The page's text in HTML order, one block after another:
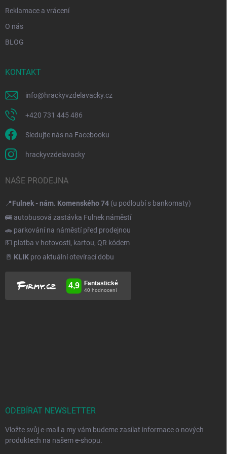
Reklamace a vrácení
O nás
BLOG
KONTAKT
info@hrackyvzdelavacky.cz
+420 731 445 486
Sledujte nás na Facebooku
hrackyvzdelavacky
NAŠE PRODEJNA
📍Fulnek - nám. Komenského 74 (u podloubí s bankomaty)
🚌 autobusová zastávka Fulnek náměstí
🚗 parkování na náměstí před prodejnou
💵 platba v hotovosti, kartou, QR kódem
🚪 KLIK pro aktuální otevírací dobu
ODEBÍRAT NEWSLETTER
Vložte svůj e-mail a my vám budeme zasílat informace o nových
produktech na našem e-shopu.